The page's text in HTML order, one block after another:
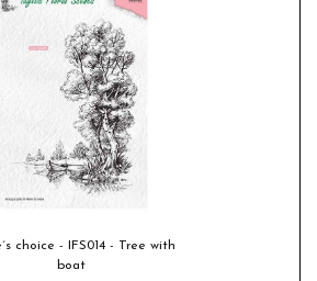
choice - IFS014 - Tree with
boat